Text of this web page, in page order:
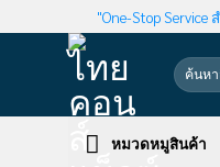
to
"One-Stop
Search
for:
หมวดหมูสินค้า